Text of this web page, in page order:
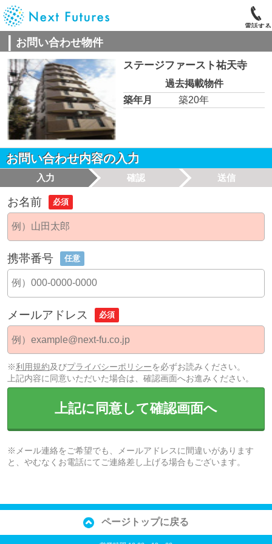
電話する
お問い合わせ物件
ステージファースト祐天寺
過去掲載物件
築年月
築20年
お問い合わせ内容の入力
入力 確認 送信
お名前 必須
携帯番号 任意
メールアドレス 必須
※利用規約及びプライバシーポリシーを必ずお読みください。
上記内容に同意いただいた場合は、確認画面へお進みください。
上記に同意して確認画面へ
※メール連絡をご希望でも、メールアドレスに間違いがあります
と、やむなくお電話にてご連絡差し上げる場合もございます。
ページトップに戻る